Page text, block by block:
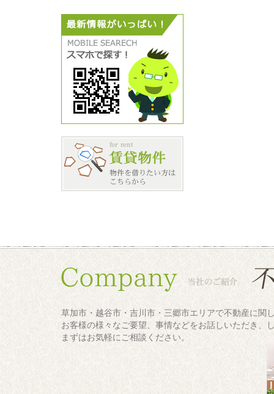
草加市・越谷市・吉川市・三郷市エリアで不動産に関
お客様の様々なご要望、事情などをお話しいただき、
まずはお気軽にご相談ください。